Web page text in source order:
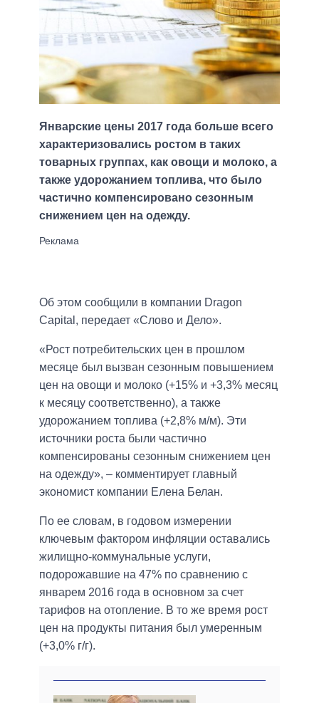
Январские цены 2017 года больше всего
характеризовались ростом в таких
товарных группах, как овощи и молоко, а
также удорожанием топлива, что было
частично компенсировано сезонным
снижением цен на одежду.
Об этом сообщили в компании Dragon
Capital, передает «Слово и Дело».
«Рост потребительских цен в прошлом
месяце был вызван сезонным повышением
цен на овощи и молоко (+15% и +3,3% месяц
к месяцу соответственно), а также
удорожанием топлива (+2,8% м/м). Эти
источники роста были частично
компенсированы сезонным снижением цен
на одежду», – комментирует главный
экономист компании Елена Белан.
По ее словам, в годовом измерении
ключевым фактором инфляции оставались
жилищно-коммунальные услуги,
подорожавшие на 47% по сравнению с
январем 2016 года в основном за счет
тарифов на отопление. В то же время рост
цен на продукты питания был умеренным
(+3,0% г/г).